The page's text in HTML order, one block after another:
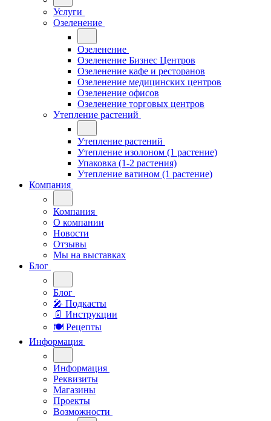
Услуги
Озеленение
Озеленение
Озеленение Бизнес Центров
Озеленение кафе и ресторанов
Озеленение медицинских центров
Озеленение офисов
Озеленение торговых центров
Утепление растений
Утепление растений
Утепление изолоном (1 растение)
Упаковка (1-2 растения)
Утепление ватином (1 растение)
Компания
Компания
О компании
Новости
Отзывы
Мы на выставках
Блог
Блог
🎤︎︎ Подкасты
📄 Инструкции
🍽 Рецепты
Информация
Информация
Реквизиты
Магазины
Проекты
Возможности